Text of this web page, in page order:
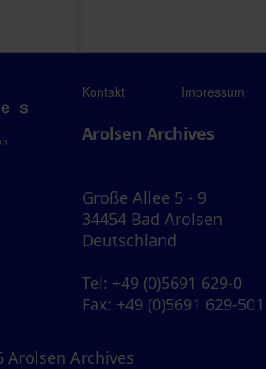
Kontakt Impressum
Arolsen Archives
Große Allee 5 - 9
34454 Bad Arolsen
Deutschland
Tel: +49 (0)5691 629-0
Fax: +49 (0)5691 629-501
Archives